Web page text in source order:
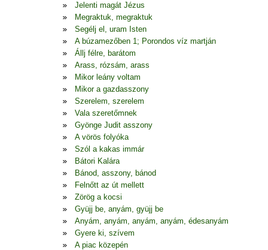
Jelenti magát Jézus
Megraktuk, megraktuk
Segélj el, uram Isten
A búzamezőben 1; Porondos víz martján
Állj félre, barátom
Arass, rózsám, arass
Mikor leány voltam
Mikor a gazdasszony
Szerelem, szerelem
Vala szeretőmnek
Gyönge Judit asszony
A vörös folyóka
Szól a kakas immár
Bátori Kalára
Bánod, asszony, bánod
Felnőtt az út mellett
Zörög a kocsi
Gyüjj be, anyám, gyüjj be
Anyám, anyám, anyám, anyám, édesanyám
Gyere ki, szívem
A piac közepén